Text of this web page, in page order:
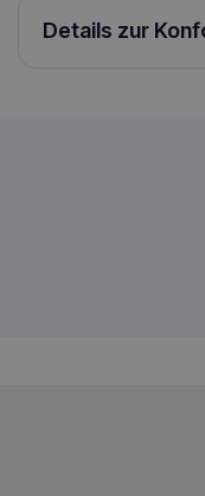
Details zur
mit Zucchini